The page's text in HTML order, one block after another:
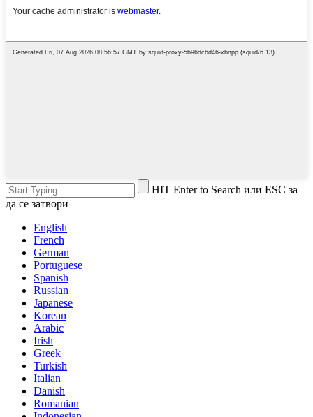
HIT Enter to Search или ESC за
да се затвори
English
French
German
Portuguese
Spanish
Russian
Japanese
Korean
Arabic
Irish
Greek
Turkish
Italian
Danish
Romanian